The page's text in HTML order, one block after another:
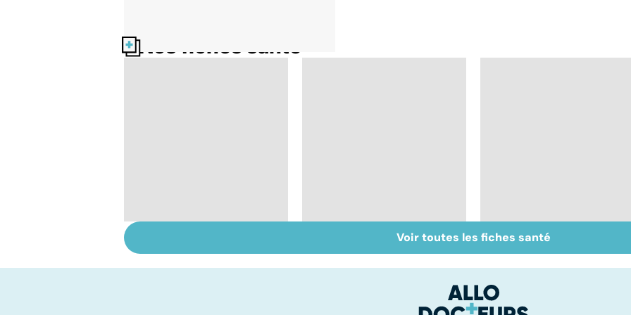
Nos fiches santé
domicile, c'est facile !
Don de gamètes : le
pour et le contre
Médecine de
proximité : quel
Voir toutes les fiches santé